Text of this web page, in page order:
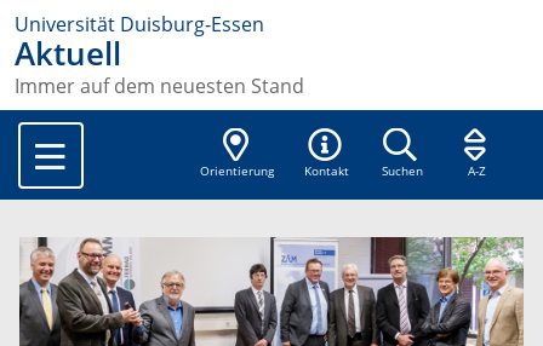
Universität Duisburg-Essen
Aktuell
Immer auf dem neuesten Stand
Orientierung Kontakt Suchen A-Z